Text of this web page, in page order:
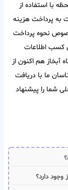
با استفاده از
به پرداخت هزینه
خصوص نحوه پرداخت
کسب اطلاعات
هم اکنون از
ما با دریافت
شما را پیشنهاد
وجود دارد؟